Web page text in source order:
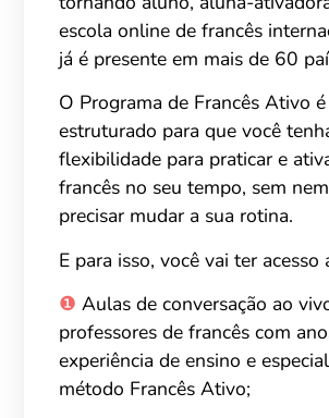
escola online de francês
já é presente em mais de 60
O Programa de Francês Ativo é
estruturado para que você
flexibilidade para praticar e
francês no seu tempo, sem
precisar mudar a sua rotina.
E para isso, você vai ter acesso
❶ Aulas de conversação ao
professores de francês com
experiência de ensino e
método Francês Ativo;